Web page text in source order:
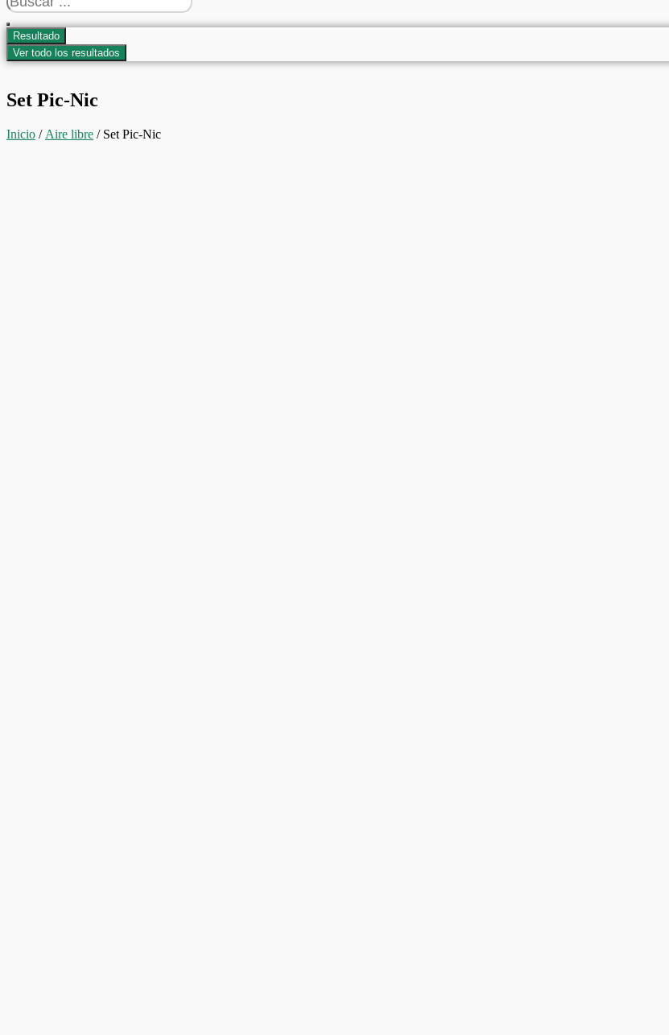
...
Resultado
Ver todo los resultados
Set Pic-Nic
Inicio / Aire libre / Set Pic-Nic